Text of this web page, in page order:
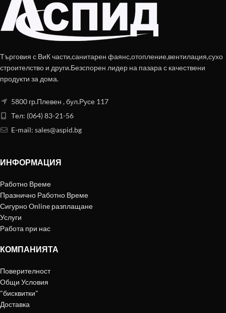
Търговия с ВиК части,санитарен фаянс,отопление,вентилация,сухо
строителство и други.Безспорен лидер на пазара с качествени
продукти за дома.
5800 гр.Плевен , бул.Русе 117
Тел: (064) 83-21-56
E-mail: sales@aspid.bg
ИНФОРМАЦИЯ
Работно Време
Празнично Работно Време
Сигурно Online разплащане
Услуги
Работа при нас
КОМПАНИЯТА
Поверителност
Общи Условия
"бисквитки"
Доставка